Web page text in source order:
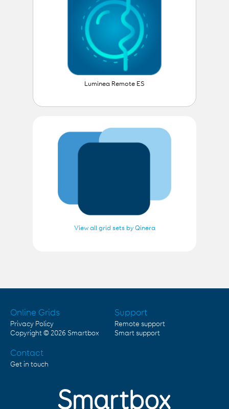
Luminea Remote ES
View all grid sets by Qinera
Online Grids
Privacy Policy
Copyright © 2026 Smartbox
Support
Remote support
Smart support
Contact
Get in touch